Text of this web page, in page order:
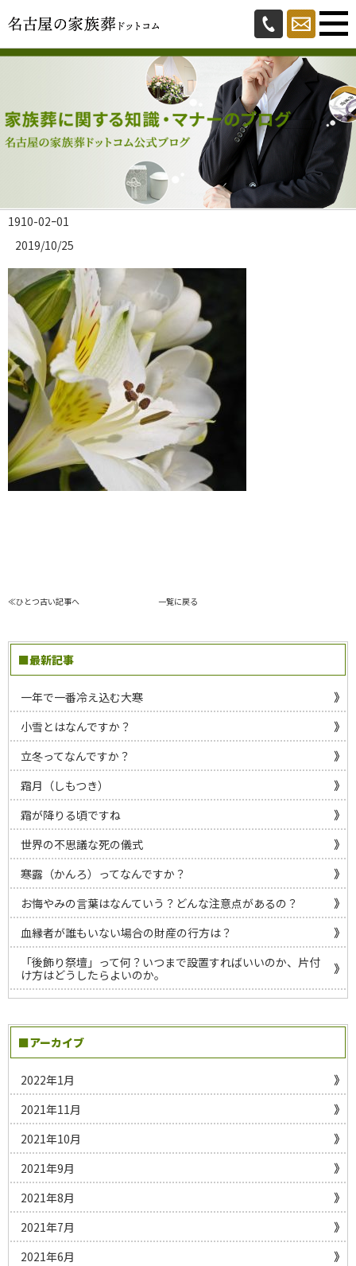
1910-02ｰ01
2019/10/25
≪ひとつ古い記事へ 一覧に戻る
■最新記事
一年で一番冷え込む大寒
小雪とはなんですか？
立冬ってなんですか？
霜月（しもつき）
霜が降りる頃ですね
世界の不思議な死の儀式
寒露（かんろ）ってなんですか？
お悔やみの言葉はなんていう？どんな注意点があるの？
血縁者が誰もいない場合の財産の行方は？
「後飾り祭壇」って何？いつまで設置すればいいのか、片付
け方はどうしたらよいのか。
■アーカイブ
2022年1月
2021年11月
2021年10月
2021年9月
2021年8月
2021年7月
2021年6月